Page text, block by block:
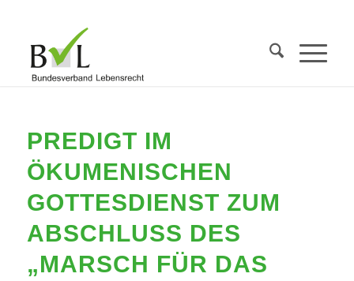
PREDIGT IM
ÖKUMENISCHEN
GOTTESDIENST ZUM
ABSCHLUSS DES
„MARSCH FÜR DAS